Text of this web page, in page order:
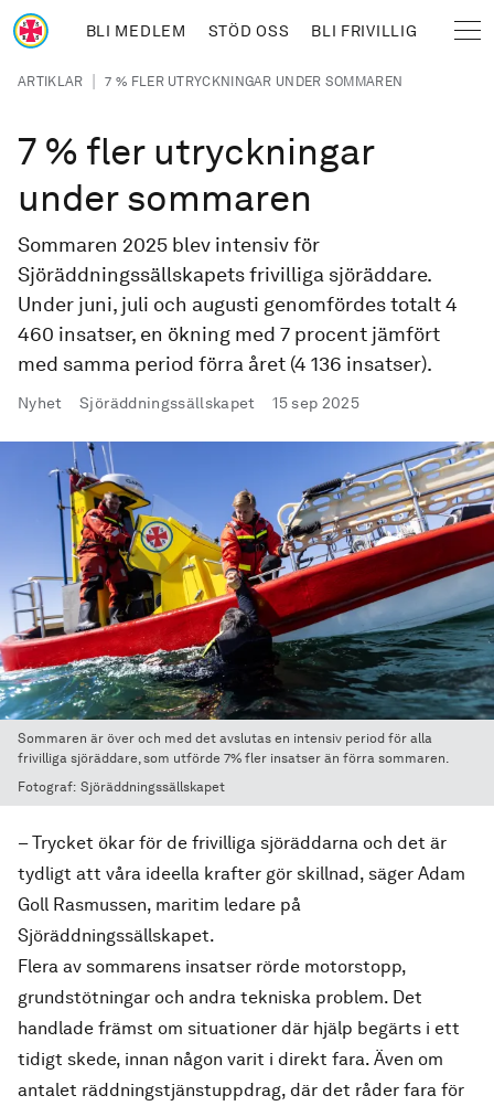
Hoppa till huvudinnehåll
BLI MEDLEM STÖD OSS BLI FRIVILLIG
Länkstig
ARTIKLAR | 7 % FLER UTRYCKNINGAR UNDER SOMMAREN
7 % fler utryckningar
under sommaren
Sommaren 2025 blev intensiv för
Sjöräddningssällskapets frivilliga sjöräddare.
Under juni, juli och augusti genomfördes totalt 4
460 insatser, en ökning med 7 procent jämfört
med samma period förra året (4 136 insatser).
Nyhet Sjöräddningssällskapet Publicerad
15 sep 2025
Sommaren är över och med det avslutas en intensiv period för alla
frivilliga sjöräddare, som utförde 7% fler insatser än förra sommaren.
Fotograf: Sjöräddningssällskapet
– Trycket ökar för de frivilliga sjöräddarna och det är
tydligt att våra ideella krafter gör skillnad, säger Adam
Goll Rasmussen, maritim ledare på
Sjöräddningssällskapet.
Flera av sommarens insatser rörde motorstopp,
grundstötningar och andra tekniska problem. Det
handlade främst om situationer där hjälp begärts i ett
tidigt skede, innan någon varit i direkt fara. Även om
antalet räddningstjänstuppdrag, där det råder fara för